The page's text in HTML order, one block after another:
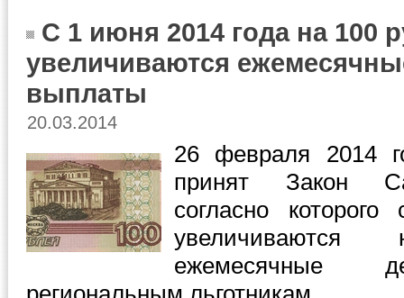
С 1 июня 2014 года на 100
увеличиваются
выплаты
20.03.2014
26 февраля 2014
принят Закон
согласно
ежемесячные